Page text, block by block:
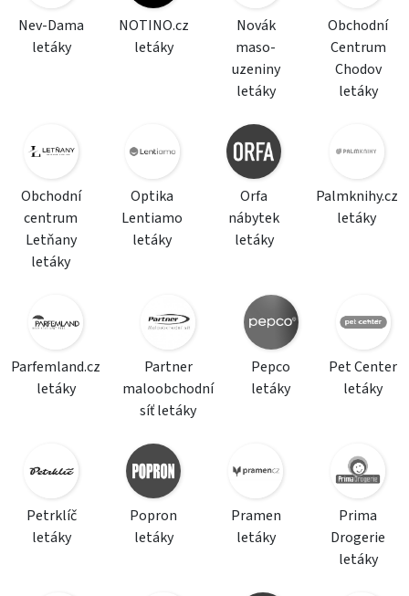
Nev-Dama
letáky
NOTINO.cz
letáky
Novák
maso-
uzeniny
letáky
Obchodní
Centrum
Chodov
letáky
Obchodní
centrum
Letňany
letáky
Optika
Lentiamo
letáky
Orfa
nábytek
letáky
Palmknihy.cz
letáky
Parfemland.cz
letáky
Partner
maloobchodní
síť letáky
Pepco
letáky
Pet Center
letáky
Petrklíč
letáky
Popron
letáky
Pramen
letáky
Prima
Drogerie
letáky